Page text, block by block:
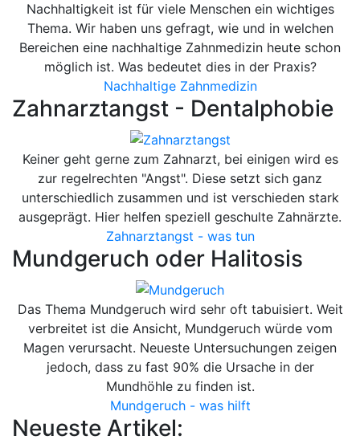
Nachhaltigkeit ist für viele Menschen ein wichtiges
Thema. Wir haben uns gefragt, wie und in welchen
Bereichen eine nachhaltige Zahnmedizin heute schon
möglich ist. Was bedeutet dies in der Praxis?
Nachhaltige Zahnmedizin
Zahnarztangst - Dentalphobie
Keiner geht gerne zum Zahnarzt, bei einigen wird es
zur regelrechten "Angst". Diese setzt sich ganz
unterschiedlich zusammen und ist verschieden stark
ausgeprägt. Hier helfen speziell geschulte Zahnärzte.
Zahnarztangst - was tun
Mundgeruch oder Halitosis
Das Thema Mundgeruch wird sehr oft tabuisiert. Weit
verbreitet ist die Ansicht, Mundgeruch würde vom
Magen verursacht. Neueste Untersuchungen zeigen
jedoch, dass zu fast 90% die Ursache in der
Mundhöhle zu finden ist.
Mundgeruch - was hilft
Neueste Artikel: